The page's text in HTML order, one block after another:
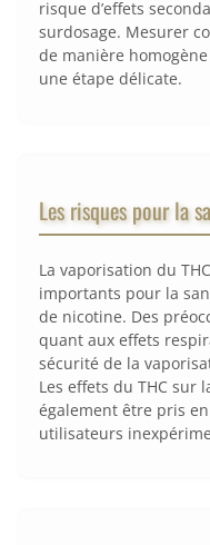
risque d’effets
surdosage. Mesurer
de manière
une étape délicate.
Les risques pour la
La vaporisation du
importants pour la
de nicotine. Des
quant aux effets
sécurité de la
Les effets du THC sur
également être pris
utilisateurs